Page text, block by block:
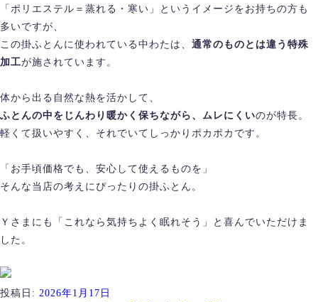
「ポリエステル＝蒸れる・寒い」というイメージをお持ちの方も
多いですが、
この掛ふとんに使われている中わたは、 通常のものとは違う特殊
加工が施されています。
体から出る自然な熱を活かして、
ふとんの中をじんわり暖かく保ちながら、ムレにくいのが特長。
軽くて扱いやすく、それでいてしっかりポカポカです。
「お手頃価格でも、安心して使えるものを」
そんな当店の考えにぴったりの掛ふとん。
Ｙさまにも「これなら気持ちよく眠れそう」と喜んでいただけま
した。
投稿日: 2026年1月17日